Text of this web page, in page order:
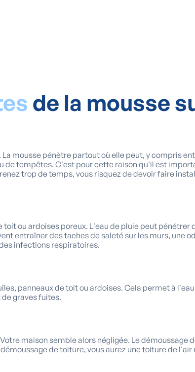
de la mousse
mousse pénètre partout où elle peut, y compris
de tempêtes. C'est pour cette raison qu'il est
trop de temps, vous risquez de devoir faire
ou ardoises poreux. L'eau de pluie peut
entraîner des taches de saleté sur les murs, une
infections respiratoires.
panneaux de toit ou ardoises. Cela permet à
graves fuites.
maison semble alors négligée. Le
de toiture, vous aurez une toiture de